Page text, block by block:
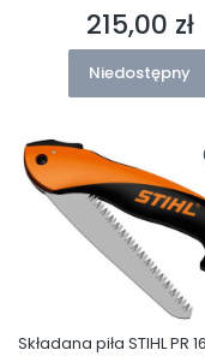
Cena
215,00 zł
Niedostępny
Składana piła STIHL PR 16